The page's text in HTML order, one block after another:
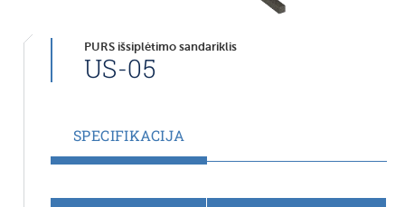
PURS išsiplėtimo sandariklis
US-05
SPECIFIKACIJA